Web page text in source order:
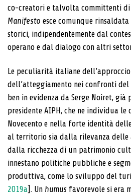
co-creatori e talvolta committenti di
Manifesto esce comunque
storici, indipendentemente dal
operano e dal dialogo con altri
Le peculiarità italiane
dell’atteggiamento nei confronti del
ben in evidenza da Serge Noiret,
presidente AIPH, che ne individua
Novecento e nella forte identità
al territorio sia dalla rilevanza delle
dalla ricchezza di un patrimonio
innestano politiche pubbliche e
produttiva, come lo sviluppo del
2019a ]. Un humus favorevole si era